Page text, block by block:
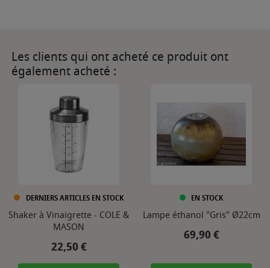
Les clients qui ont acheté ce produit ont
également acheté :
DERNIERS ARTICLES EN STOCK
Shaker à Vinaigrette - COLE &
MASON
Prix
22,50 €
EN STOCK
Lampe éthanol "Gris" Ø22cm
Prix
69,90 €